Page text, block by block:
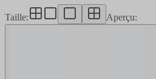
Taille: Aperçu: